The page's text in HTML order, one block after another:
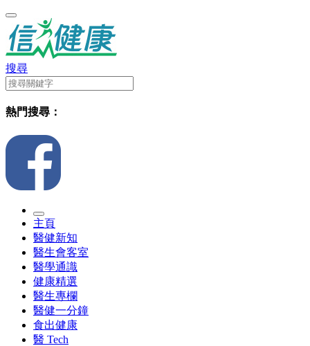
搜尋
熱門搜尋：
主頁
醫健新知
醫生會客室
醫學通識
健康精選
醫生專欄
醫健一分鐘
食出健康
醫 Tech